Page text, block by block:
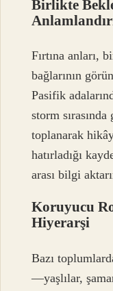
Birlikte
Fırtına anları,
bağlarının
Pasifik
storm
toplanarak
hatırladığı
arası bilgi
Koruyucu
Hiyerarşi
Bazı
—yaşlılar,